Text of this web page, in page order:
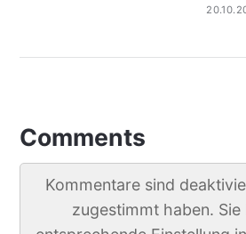
Comments
Kommentare sind
zugestimmt haben. Sie